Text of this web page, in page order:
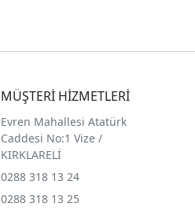
MÜŞTERİ HİZMETLERİ
Evren Mahallesi Atatürk
Caddesi No:1 Vize /
KIRKLARELİ
0288 318 13 24
0288 318 13 25